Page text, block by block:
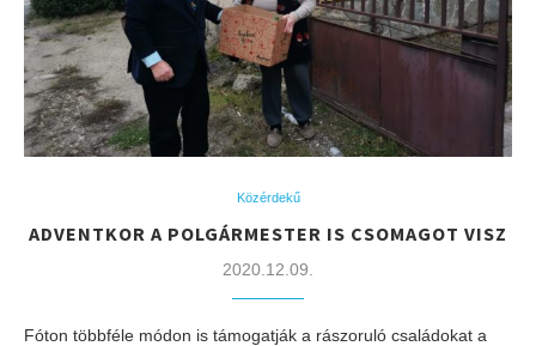
Közérdekű
ADVENTKOR A POLGÁRMESTER IS CSOMAGOT VISZ
2020.12.09.
Fóton többféle módon is támogatják a rászoruló családokat a